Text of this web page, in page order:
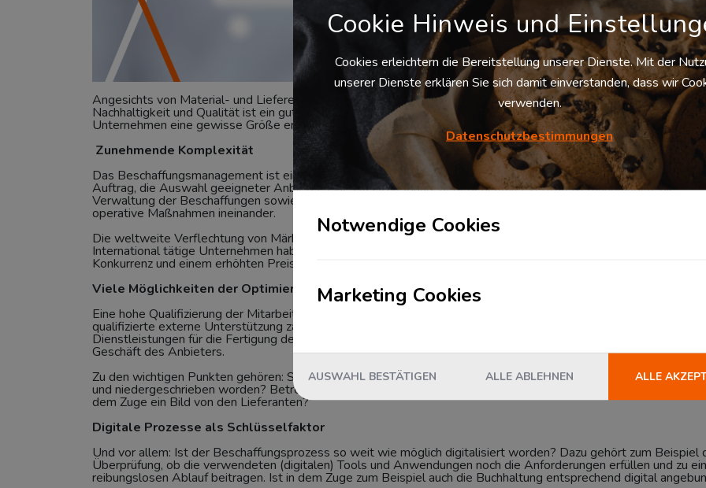
Angesichts von Material- und Lieferengpässen und in der Regel größeren Anforderungen an Aspekte wie
Nachhaltigkeit und Qualität ist ein gutes Beschaffungsmanagement wichtiger denn je. Das gilt für allem dann,
Unternehmen eine gewisse Größe erreicht hat oder expandieren möchte.
Zunehmende Komplexität
Das Beschaffungsmanagement ist ein komplexer Prozess, zu dem unter anderem die Ermittlung des Bedarfs für
Auftrag, die Auswahl geeigneter Anbieter, eine Ausschreibung, gegebenenfalls Vertragsverhandlungen, die
Verwaltung der Beschaffungen sowie die Rechnungsstellung gehört. Es greifen strategische Entscheidungen und
operative Maßnahmen ineinander.
Die weltweite Verflechtung von Märkten hat die Komplexität des Beschaffungsmanagements weiter erhöht.
International tätige Unternehmen haben in der Regel zahlreiche Möglichkeiten, müssen sich aber auch einer
Konkurrenz und einem erhöhten Preisdruck stellen.
Viele Möglichkeiten der Optimierung
Eine hohe Qualifizierung der Mitarbeitenden etwa im Einkauf und bei der Lagerlogistik oder aber entsprechende
qualifizierte externe Unterstützung zahlt sich in der Regel aus. Denn hakt es bei der Beziehung von Waren oder
Dienstleistungen für die Fertigung der eigenen Produkte oder dem Erbringen eigener Dienstleistungen, leidet das
Geschäft des Anbieters.
Zu den wichtigen Punkten gehören: Sind die in dem Bereich tätigen Mitarbeiter geschult und die Prozesse klar
und niedergeschrieben worden? Betreibt der Beschaffungsmanager regelmäßig Marktforschung und macht er sich
dem Zuge ein Bild von den Lieferanten?
Digitale Prozesse als Schlüsselfaktor
Und vor allem: Ist der Beschaffungsprozess so weit wie möglich digitalisiert worden? Dazu gehört zum Beispiel
Überprüfung, ob die verwendeten (digitalen) Tools und Anwendungen noch die Anforderungen erfüllen und zu
reibungslosen Ablauf beitragen. Ist in dem Zuge zum Beispiel auch die Buchhaltung entsprechend digital
Cookie Hinweis und
Cookies erleichtern die Bereitstellung unserer Dienste. Mit der
unserer Dienste erklären Sie sich damit einverstanden, dass wir
verwenden.
Datenschutzbestimmungen
Notwendige Cookies
Marketing Cookies
AUSWAHL BESTÄTIGEN ALLE ABLEHNEN ALLE